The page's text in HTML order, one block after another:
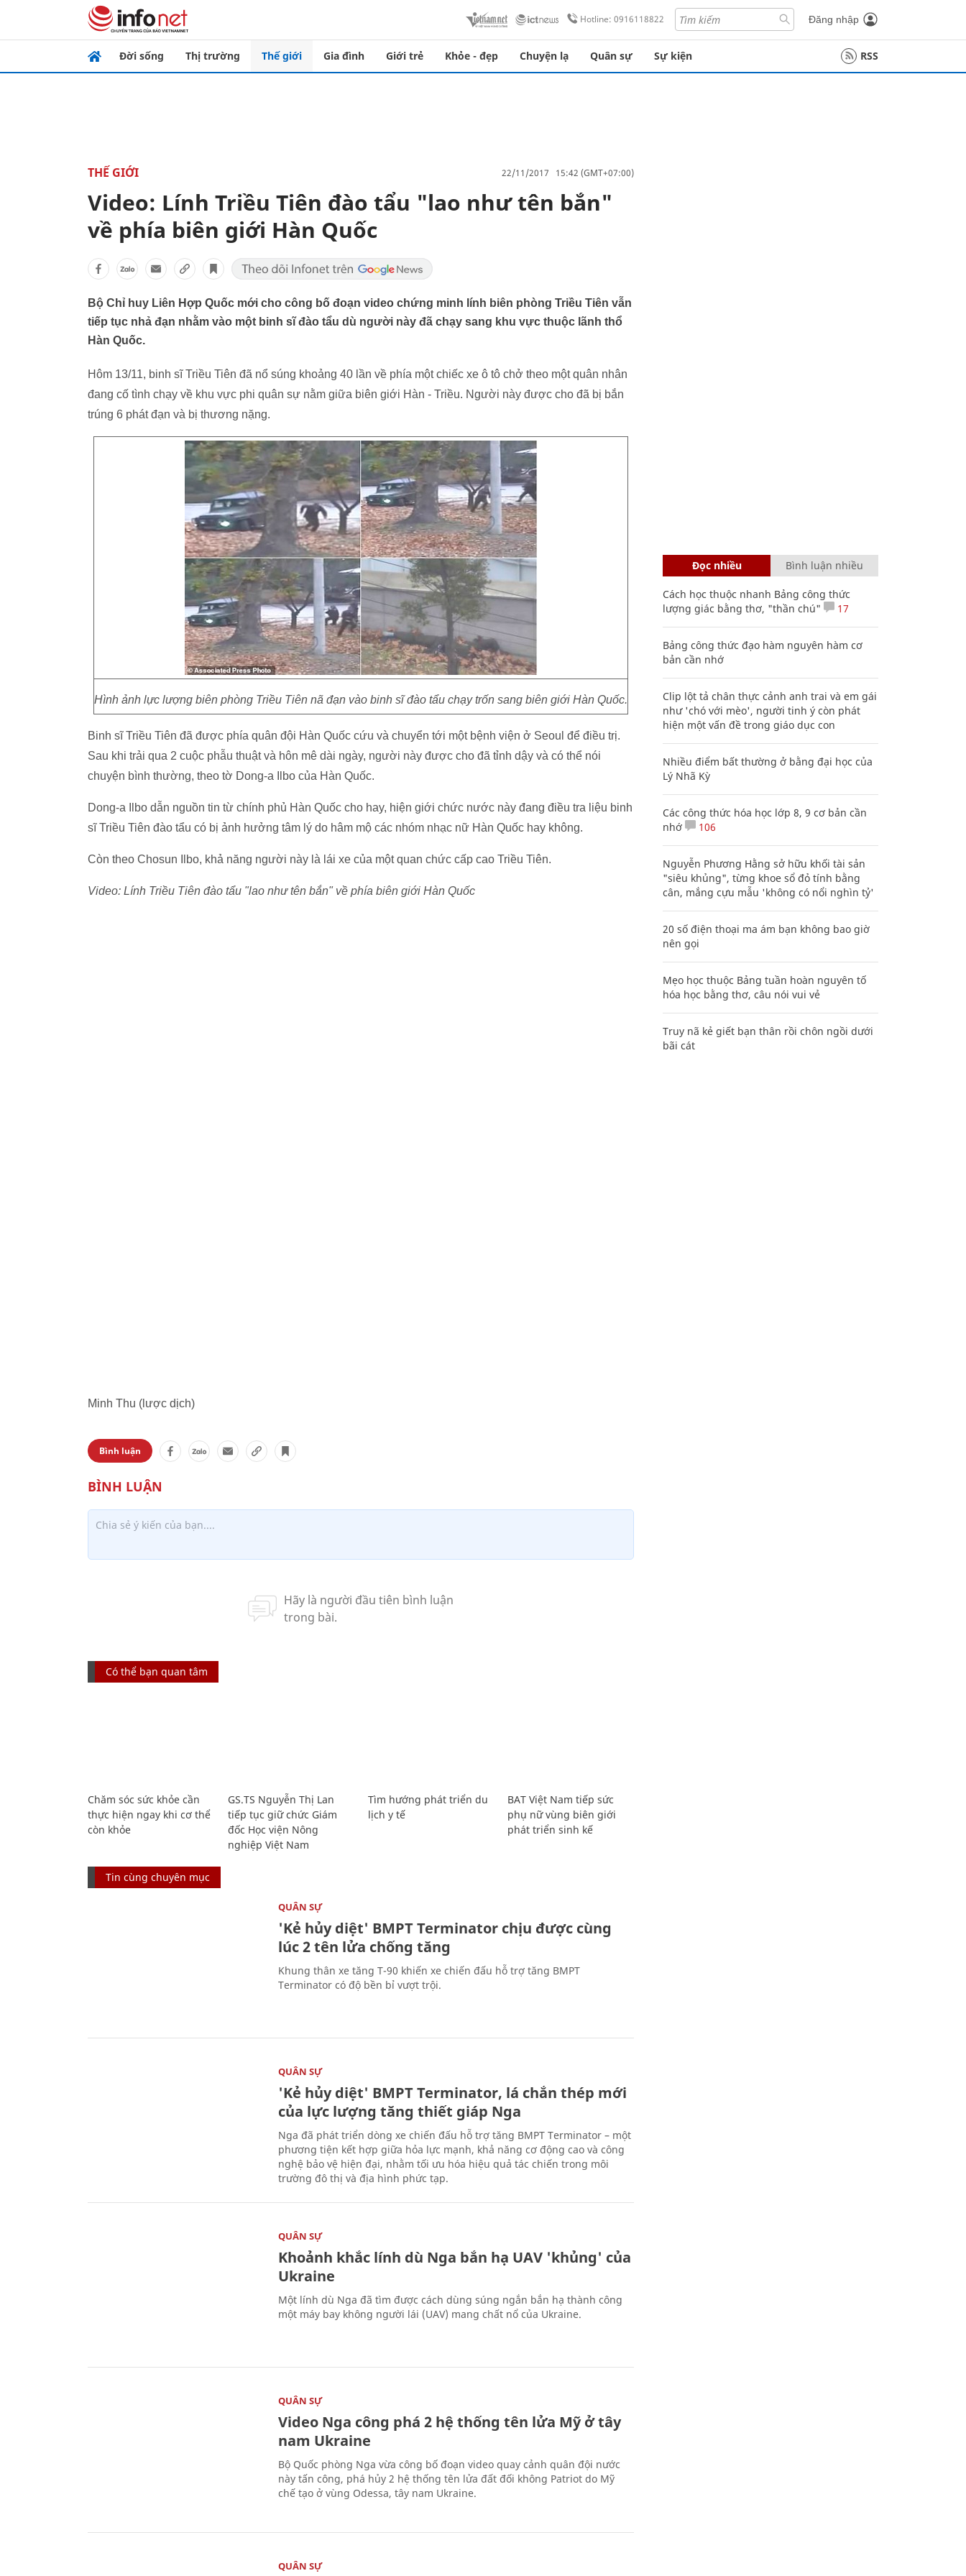
Hotline: 0916118822 Đăng nhập
Đời sống Thị trường Thế giới Gia đình Giới trẻ Khỏe - đẹp Chuyện lạ Quân sự Sự kiện RSS
THẾ GIỚI 22/11/2017 15:42 (GMT+07:00)
Video: Lính Triều Tiên đào tẩu "lao như tên bắn"
về phía biên giới Hàn Quốc
Bộ Chỉ huy Liên Hợp Quốc mới cho công bố đoạn video chứng minh lính biên phòng Triều Tiên vẫn
tiếp tục nhả đạn nhằm vào một binh sĩ đào tẩu dù người này đã chạy sang khu vực thuộc lãnh thổ
Hàn Quốc.
Hôm 13/11, binh sĩ Triều Tiên đã nổ súng khoảng 40 lần về phía một chiếc xe ô tô chở theo một quân nhân
đang cố tình chạy về khu vực phi quân sự nằm giữa biên giới Hàn - Triều. Người này được cho đã bị bắn
trúng 6 phát đạn và bị thương nặng.
Hình ảnh lực lượng biên phòng Triều Tiên nã đạn vào binh sĩ đào tẩu chạy trốn sang biên giới Hàn Quốc.
Binh sĩ Triều Tiên đã được phía quân đội Hàn Quốc cứu và chuyển tới một bệnh viện ở Seoul để điều trị.
Sau khi trải qua 2 cuộc phẫu thuật và hôn mê dài ngày, người này được cho đã tỉnh dậy và có thể nói
chuyện bình thường, theo tờ Dong-a Ilbo của Hàn Quốc.
Dong-a Ilbo dẫn nguồn tin từ chính phủ Hàn Quốc cho hay, hiện giới chức nước này đang điều tra liệu binh
sĩ Triều Tiên đào tẩu có bị ảnh hưởng tâm lý do hâm mộ các nhóm nhạc nữ Hàn Quốc hay không.
Còn theo Chosun Ilbo, khả năng người này là lái xe của một quan chức cấp cao Triều Tiên.
Video: Lính Triều Tiên đào tẩu "lao như tên bắn" về phía biên giới Hàn Quốc
Minh Thu (lược dịch)
Bình luận
Có thể bạn quan tâm
Chăm sóc sức khỏe cần
thực hiện ngay khi cơ thể
còn khỏe
GS.TS Nguyễn Thị Lan
tiếp tục giữ chức Giám
đốc Học viện Nông
nghiệp Việt Nam
Tìm hướng phát triển du
lịch y tế
BAT Việt Nam tiếp sức
phụ nữ vùng biên giới
phát triển sinh kế
Tin cùng chuyên mục
QUÂN SỰ
'Kẻ hủy diệt' BMPT Terminator chịu được cùng
lúc 2 tên lửa chống tăng
Khung thân xe tăng T-90 khiến xe chiến đấu hỗ trợ tăng BMPT
Terminator có độ bền bỉ vượt trội.
QUÂN SỰ
'Kẻ hủy diệt' BMPT Terminator, lá chắn thép mới
của lực lượng tăng thiết giáp Nga
Nga đã phát triển dòng xe chiến đấu hỗ trợ tăng BMPT Terminator – một
phương tiện kết hợp giữa hỏa lực mạnh, khả năng cơ động cao và công
nghệ bảo vệ hiện đại, nhằm tối ưu hóa hiệu quả tác chiến trong môi
trường đô thị và địa hình phức tạp.
QUÂN SỰ
Khoảnh khắc lính dù Nga bắn hạ UAV 'khủng' của
Ukraine
Một lính dù Nga đã tìm được cách dùng súng ngắn bắn hạ thành công
một máy bay không người lái (UAV) mang chất nổ của Ukraine.
QUÂN SỰ
Video Nga công phá 2 hệ thống tên lửa Mỹ ở tây
nam Ukraine
Bộ Quốc phòng Nga vừa công bố đoạn video quay cảnh quân đội nước
này tấn công, phá hủy 2 hệ thống tên lửa đất đối không Patriot do Mỹ
chế tạo ở vùng Odessa, tây nam Ukraine.
QUÂN SỰ
Đọc nhiều Bình luận nhiều
Cách học thuộc nhanh Bảng công thức
lượng giác bằng thơ, "thần chú"
17
Bảng công thức đạo hàm nguyên hàm cơ
bản cần nhớ
Clip lột tả chân thực cảnh anh trai và em gái
như 'chó với mèo', người tinh ý còn phát
hiện một vấn đề trong giáo dục con
Nhiều điểm bất thường ở bằng đại học của
Lý Nhã Kỳ
Các công thức hóa học lớp 8, 9 cơ bản cần
nhớ
106
Nguyễn Phương Hằng sở hữu khối tài sản
"siêu khủng", từng khoe sổ đỏ tính bằng
cân, mắng cựu mẫu 'không có nổi nghìn tỷ'
20 số điện thoại ma ám bạn không bao giờ
nên gọi
Mẹo học thuộc Bảng tuần hoàn nguyên tố
hóa học bằng thơ, câu nói vui vẻ
Truy nã kẻ giết bạn thân rồi chôn ngồi dưới
bãi cát